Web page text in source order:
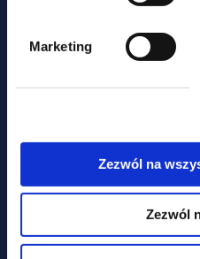
Marketing
Zezwól na
Zezwól
aktualności
Nie tylko